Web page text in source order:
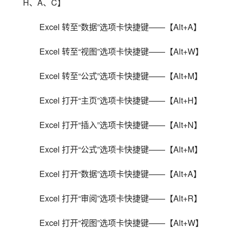
Excel 转至“数据”选项卡快捷键——【Alt+A】
Excel 转至“视图”选项卡快捷键——【Alt+W】
Excel 转至“公式”选项卡快捷键——【Alt+M】
Excel 打开“主页”选项卡快捷键——【Alt+H】
Excel 打开“插入”选项卡快捷键——【Alt+N】
Excel 打开“公式”选项卡快捷键——【Alt+M】
Excel 打开“数据”选项卡快捷键——【Alt+A】
Excel 打开“审阅”选项卡快捷键——【Alt+R】
Excel 打开“视图”选项卡快捷键——【Alt+W】